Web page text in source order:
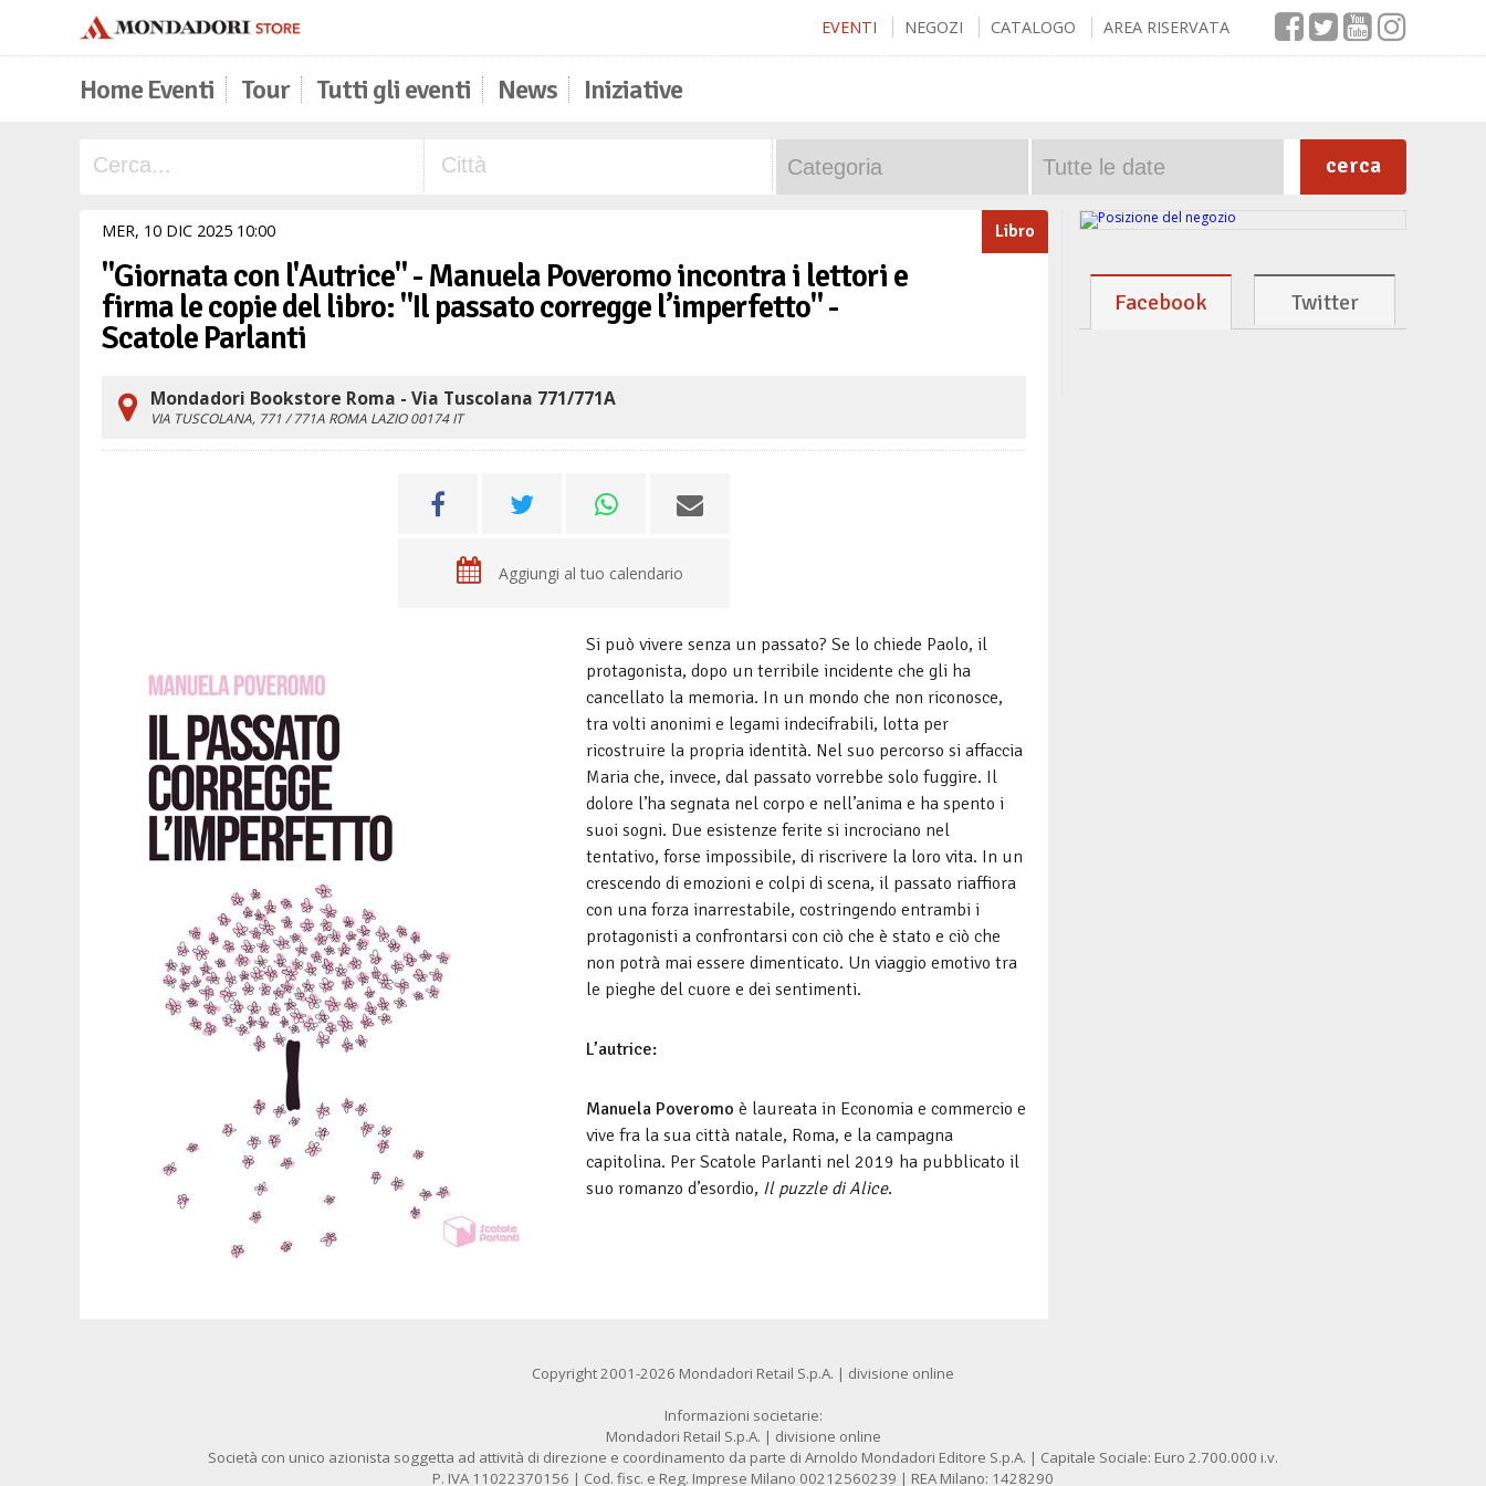
EVENTI NEGOZI CATALOGO AREA RISERVATA
Home Eventi Tour Tutti gli eventi News Iniziative
cerca
Libro
MER, 10 DIC 2025 1000
"Giornata con l'Autrice" - Manuela Poveromo incontra i lettori e
firma le copie del libro: "Il passato corregge l’imperfetto" -
Scatole Parlanti
Mondadori Bookstore Roma - Via Tuscolana 771/771A
VIA TUSCOLANA, 771 / 771A ROMA LAZIO 00174 IT
Aggiungi al tuo calendario
Si può vivere senza un passato? Se lo chiede Paolo, il
protagonista, dopo un terribile incidente che gli ha
cancellato la memoria. In un mondo che non riconosce,
tra volti anonimi e legami indecifrabili, lotta per
ricostruire la propria identità. Nel suo percorso si affaccia
Maria che, invece, dal passato vorrebbe solo fuggire. Il
dolore l’ha segnata nel corpo e nell’anima e ha spento i
suoi sogni. Due esistenze ferite si incrociano nel
tentativo, forse impossibile, di riscrivere la loro vita. In un
crescendo di emozioni e colpi di scena, il passato riaffiora
con una forza inarrestabile, costringendo entrambi i
protagonisti a confrontarsi con ciò che è stato e ciò che
non potrà mai essere dimenticato. Un viaggio emotivo tra
le pieghe del cuore e dei sentimenti.
L’autrice:
Manuela Poveromo è laureata in Economia e commercio e
vive fra la sua città natale, Roma, e la campagna
capitolina. Per Scatole Parlanti nel 2019 ha pubblicato il
suo romanzo d’esordio, Il puzzle di Alice.
Facebook Twitter
Copyright 2001-2026 Mondadori Retail S.p.A. | divisione online
Informazioni societarie:
Mondadori Retail S.p.A. | divisione online
Società con unico azionista soggetta ad attività di direzione e coordinamento da parte di Arnoldo Mondadori Editore S.p.A. | Capitale Sociale: Euro 2.700.000 i.v.
P. IVA 11022370156 | Cod. fisc. e Reg. Imprese Milano 00212560239 | REA Milano: 1428290